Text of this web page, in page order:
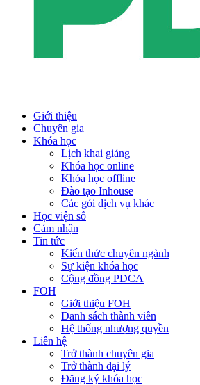
Giới thiệu
Chuyên gia
Khóa học
Lịch khai giảng
Khóa học online
Khóa học offline
Đào tạo Inhouse
Các gói dịch vụ khác
Học viện số
Cảm nhận
Tin tức
Kiến thức chuyên ngành
Sự kiện khóa học
Cộng đồng PDCA
FOH
Giới thiệu FOH
Danh sách thành viên
Hệ thống nhượng quyền
Liên hệ
Trở thành chuyên gia
Trở thành đại lý
Đăng ký khóa học